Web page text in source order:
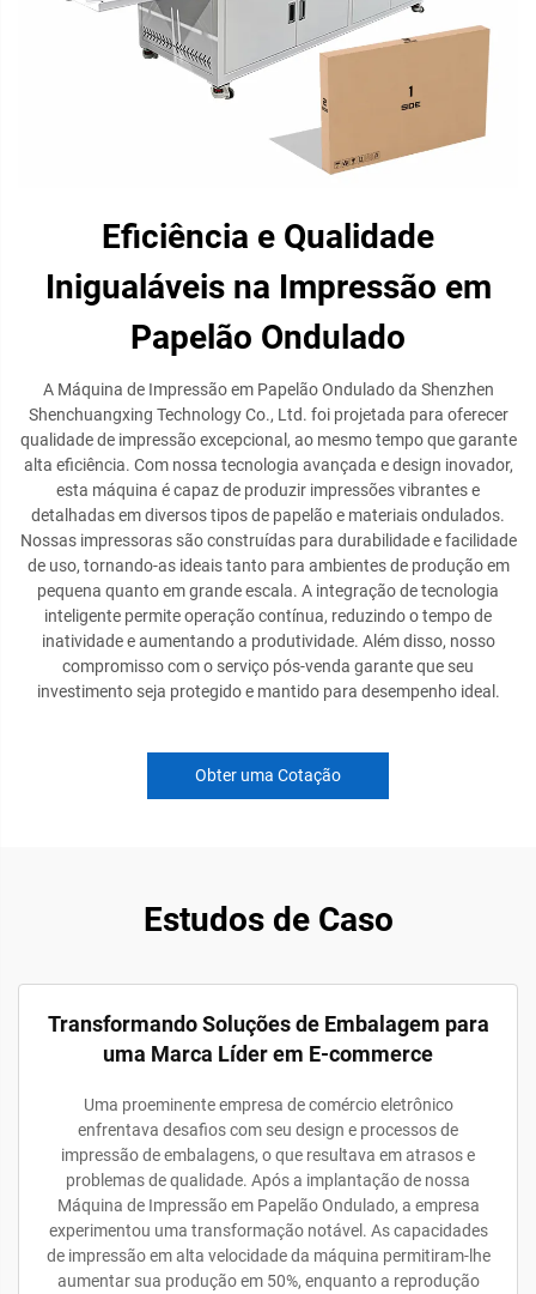
Eficiência e Qualidade
Inigualáveis na Impressão em
Papelão Ondulado
A Máquina de Impressão em Papelão Ondulado da Shenzhen
Shenchuangxing Technology Co., Ltd. foi projetada para oferecer
qualidade de impressão excepcional, ao mesmo tempo que garante
alta eficiência. Com nossa tecnologia avançada e design inovador,
esta máquina é capaz de produzir impressões vibrantes e
detalhadas em diversos tipos de papelão e materiais ondulados.
Nossas impressoras são construídas para durabilidade e facilidade
de uso, tornando-as ideais tanto para ambientes de produção em
pequena quanto em grande escala. A integração de tecnologia
inteligente permite operação contínua, reduzindo o tempo de
inatividade e aumentando a produtividade. Além disso, nosso
compromisso com o serviço pós-venda garante que seu
investimento seja protegido e mantido para desempenho ideal.
Obter uma Cotação
Estudos de Caso
Transformando Soluções de Embalagem para
uma Marca Líder em E-commerce
Uma proeminente empresa de comércio eletrônico
enfrentava desafios com seu design e processos de
impressão de embalagens, o que resultava em atrasos e
problemas de qualidade. Após a implantação de nossa
Máquina de Impressão em Papelão Ondulado, a empresa
experimentou uma transformação notável. As capacidades
de impressão em alta velocidade da máquina permitiram-lhe
aumentar sua produção em 50%, enquanto a reprodução